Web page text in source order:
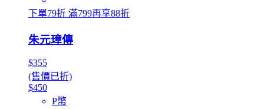
下單79折 滿799再享88折
朱元璋傳
$355
(售價已折)
$450
P幣